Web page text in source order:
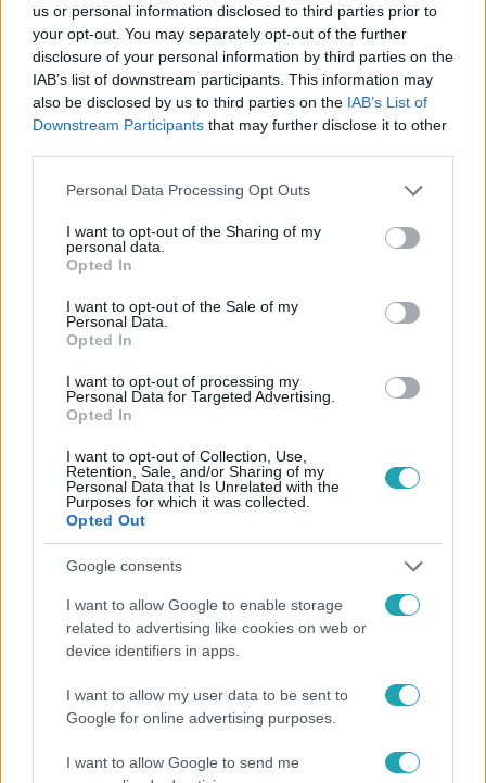
us or personal information disclosed to third parties prior to
your opt-out. You may separately opt-out of the further
disclosure of your personal information by third parties on the
IAB’s list of downstream participants. This information may
also be disclosed by us to third parties on the IAB’s List of
Downstream Participants that may further disclose it to other
Please note that this website/app uses one or more Google
not limited to your visit or usage behaviour. You may click to
grant or deny consent to Google and its third-party tags to
use your data for below specified purposes in below Google
consent section.
Personal Data Processing Opt Outs
I want to opt-out of the Sharing of my
personal data.
Opted In
I want to opt-out of the Sale of my
Personal Data.
Opted In
I want to opt-out of processing my
Personal Data for Targeted Advertising.
Opted In
I want to opt-out of Collection, Use,
Retention, Sale, and/or Sharing of my
Personal Data that Is Unrelated with the
Purposes for which it was collected.
Opted Out
Google consents
I want to allow Google to enable storage
related to advertising like cookies on web or
device identifiers in apps.
I want to allow my user data to be sent to
Google for online advertising purposes.
I want to allow Google to send me
Követem
HÍRADÓ #ADÁSRÉSZLETEK #BELFÖLD
BALESET
FRONTÁLIS
Népszerű